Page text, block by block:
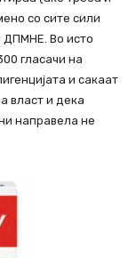
со сите сили
ДПМНЕ. Во исто
гласачи на
и сакаат
власт и дека
направела не